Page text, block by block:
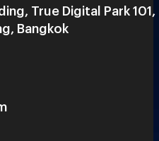
True Digital Park 101,
Bangkok